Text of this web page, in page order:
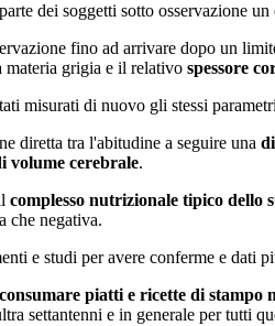
dei soggetti sotto osservazione
fino ad arrivare dopo un
materia grigia e il relativo spessore
misurati di nuovo gli stessi
diretta tra l'abitudine a seguire una
volume cerebrale.
complesso nutrizionale tipico dello
che negativa.
e studi per avere conferme e dati
piatti e ricette di
settantenni e in generale per tutti